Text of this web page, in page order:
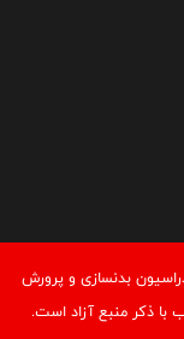
بدنسازی و پرورش
با ذكر منبع آزاد است.